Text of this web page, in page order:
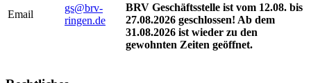
Email
gs@brv-
ringen.de
BRV Geschäftsstelle ist vom 12.08. bis
27.08.2026 geschlossen! Ab dem
31.08.2026 ist wieder zu den
gewohnten Zeiten geöffnet.